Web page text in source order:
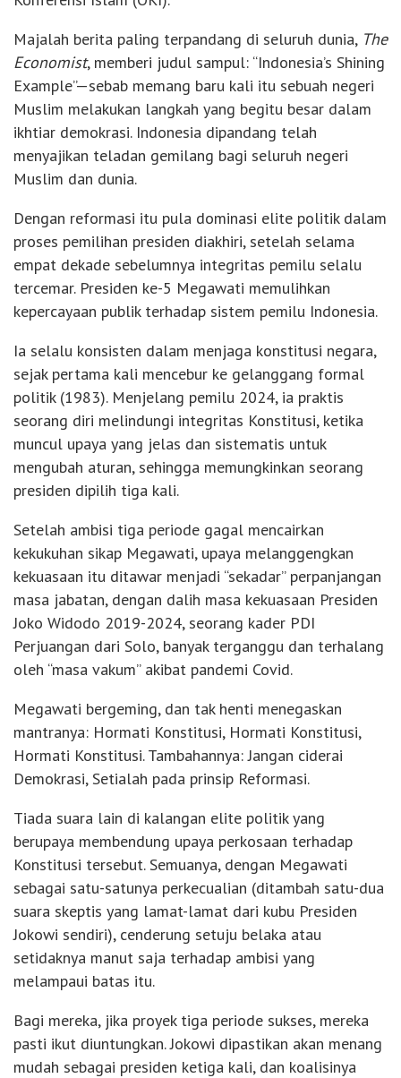
Majalah berita paling terpandang di seluruh dunia, The
Economist, memberi judul sampul: “Indonesia’s Shining
Example”—sebab memang baru kali itu sebuah negeri
Muslim melakukan langkah yang begitu besar dalam
ikhtiar demokrasi. Indonesia dipandang telah
menyajikan teladan gemilang bagi seluruh negeri
Muslim dan dunia.
Dengan reformasi itu pula dominasi elite politik dalam
proses pemilihan presiden diakhiri, setelah selama
empat dekade sebelumnya integritas pemilu selalu
tercemar. Presiden ke-5 Megawati memulihkan
kepercayaan publik terhadap sistem pemilu Indonesia.
Ia selalu konsisten dalam menjaga konstitusi negara,
sejak pertama kali mencebur ke gelanggang formal
politik (1983). Menjelang pemilu 2024, ia praktis
seorang diri melindungi integritas Konstitusi, ketika
muncul upaya yang jelas dan sistematis untuk
mengubah aturan, sehingga memungkinkan seorang
presiden dipilih tiga kali.
Setelah ambisi tiga periode gagal mencairkan
kekukuhan sikap Megawati, upaya melanggengkan
kekuasaan itu ditawar menjadi “sekadar” perpanjangan
masa jabatan, dengan dalih masa kekuasaan Presiden
Joko Widodo 2019-2024, seorang kader PDI
Perjuangan dari Solo, banyak terganggu dan terhalang
oleh “masa vakum” akibat pandemi Covid.
Megawati bergeming, dan tak henti menegaskan
mantranya: Hormati Konstitusi, Hormati Konstitusi,
Hormati Konstitusi. Tambahannya: Jangan ciderai
Demokrasi, Setialah pada prinsip Reformasi.
Tiada suara lain di kalangan elite politik yang
berupaya membendung upaya perkosaan terhadap
Konstitusi tersebut. Semuanya, dengan Megawati
sebagai satu-satunya perkecualian (ditambah satu-dua
suara skeptis yang lamat-lamat dari kubu Presiden
Jokowi sendiri), cenderung setuju belaka atau
setidaknya manut saja terhadap ambisi yang
melampaui batas itu.
Bagi mereka, jika proyek tiga periode sukses, mereka
pasti ikut diuntungkan. Jokowi dipastikan akan menang
mudah sebagai presiden ketiga kali, dan koalisinya